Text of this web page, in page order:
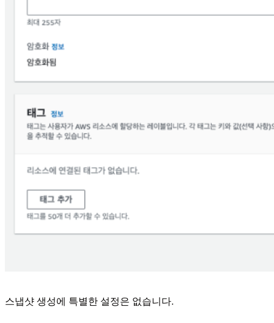
스냅샷 생성에 특별한 설정은 없습니다.